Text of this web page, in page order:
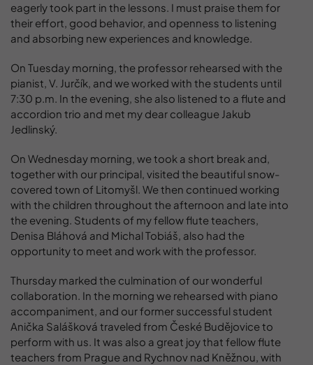
eagerly took part in the lessons. I must praise them for
their effort, good behavior, and openness to listening
and absorbing new experiences and knowledge.
On Tuesday morning, the professor rehearsed with the
pianist, V. Jurčík, and we worked with the students until
7:30 p.m. In the evening, she also listened to a flute and
accordion trio and met my dear colleague Jakub
Jedlinský.
On Wednesday morning, we took a short break and,
together with our principal, visited the beautiful snow-
covered town of Litomyšl. We then continued working
with the children throughout the afternoon and late into
the evening. Students of my fellow flute teachers,
Denisa Bláhová and Michal Tobiáš, also had the
opportunity to meet and work with the professor.
Thursday marked the culmination of our wonderful
collaboration. In the morning we rehearsed with piano
accompaniment, and our former successful student
Anička Salášková traveled from České Budějovice to
perform with us. It was also a great joy that fellow flute
teachers from Prague and Rychnov nad Kněžnou, with